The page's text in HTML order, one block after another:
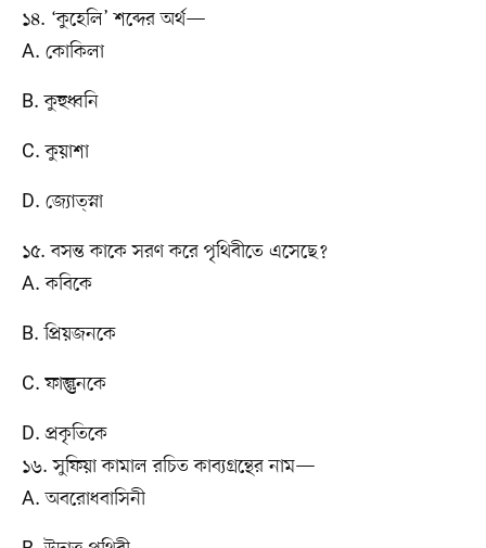
১৪. ‘কুহেলি’ শব্দের অর্থ—
A. কোকিলা
B. কুহুধ্বনি
C. কুয়াশা
D. জ্যোত্স্না
১৫. বসন্ত কাকে সরণ করে পৃথিবীতে এসেছে?
A. কবিকে
B. প্রিয়জনকে
C. ফাল্গুনকে
D. প্রকৃতিকে
১৬. সুফিয়া কামাল রচিত কাব্যগ্রন্থের নাম—
A. অবরোধবাসিনী